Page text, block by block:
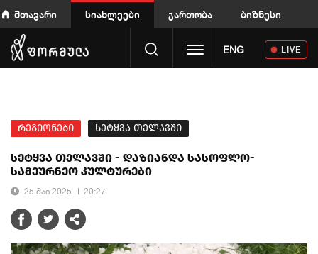
მთავარი სიახლეები გართობა ბიზნესი
Toggle navigation
ENG LIVE
რეგიონები სეტყვა თელავში
სეტყვა თელავში - დაზიანდა სასოფლო-
სამეურნეო კულტურები
25 მაი 2025 20:27